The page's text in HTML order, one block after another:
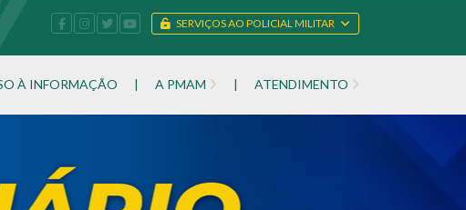
SERVIÇOS AO POLICIAL MILITAR
À INFORMAÇÃO | A PMAM | ATENDIMENTO